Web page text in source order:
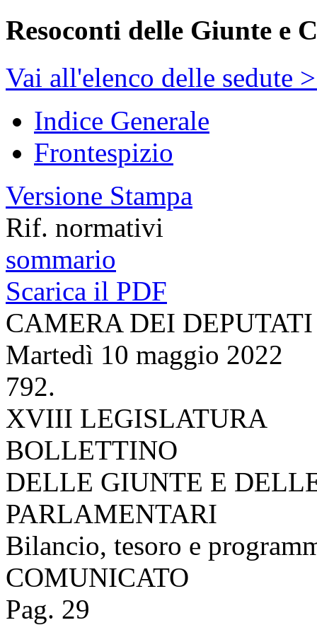
Resoconti delle Giunte e
Vai all'elenco delle sedute
Indice Generale
Frontespizio
Versione Stampa
Rif. normativi
sommario
Scarica il PDF
CAMERA DEI DEPUTATI
Martedì 10 maggio 2022
792.
XVIII LEGISLATURA
BOLLETTINO
DELLE GIUNTE E
PARLAMENTARI
Bilancio, tesoro e
COMUNICATO
Pag. 29